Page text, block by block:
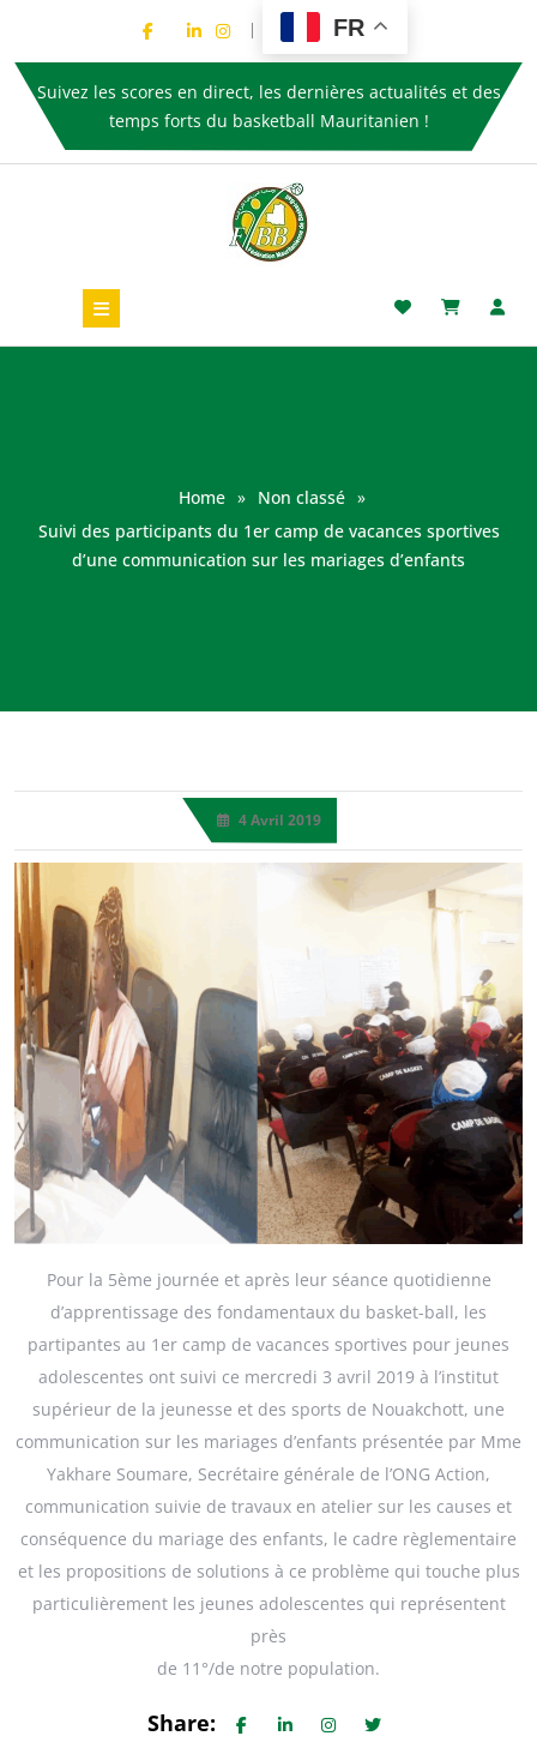
FR
Suivez les scores en direct, les dernières actualités et des
temps forts du basketball Mauritanien !
Home » Non classé »
Suivi des participants du 1er camp de vacances sportives
d’une communication sur les mariages d’enfants
4 Avril 2019
Pour la 5ème journée et après leur séance quotidienne
d’apprentissage des fondamentaux du basket-ball, les
partipantes au 1er camp de vacances sportives pour jeunes
adolescentes ont suivi ce mercredi 3 avril 2019 à l’institut
supérieur de la jeunesse et des sports de Nouakchott, une
communication sur les mariages d’enfants présentée par Mme
Yakhare Soumare, Secrétaire générale de l’ONG Action,
communication suivie de travaux en atelier sur les causes et
conséquence du mariage des enfants, le cadre règlementaire
et les propositions de solutions à ce problème qui touche plus
particulièrement les jeunes adolescentes qui représentent
près
de 11°/de notre population.
Share: